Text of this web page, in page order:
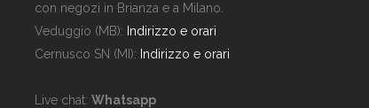
con negozi in Brianza e a Milano.
Veduggio (MB): Indirizzo e orari
Cernusco SN (MI): Indirizzo e orari
Live chat: Whatsapp